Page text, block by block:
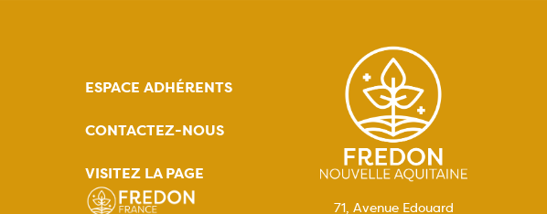
ESPACE ADHÉRENTS
CONTACTEZ-NOUS
VISITEZ LA PAGE
71, Avenue Edouard